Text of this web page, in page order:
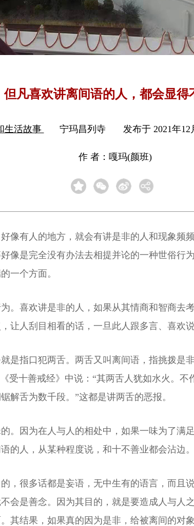
但凡喜欢讲离间语的人，都会显得
生活故事 宁玛昌列寺 发布于 2021年12
作 者：嘎玛(颜班)
像有人的地方，就会有讲是非的人和现象频
像是完全没有办法去相提并论的一种世俗行
一个方面。
。喜欢讲是非的人，如果从其情商和智商去
让人刮目相看的话，一旦此人跟多言、喜欢
是指口犯两舌。两舌又叫离间语，指挑拨是
受十善戒经》中说：“其两舌人犹如水火。
解舌为数千段。”这都是讲两舌的恶报。
。因为在人与人的相处中，如果一味为了满
的人，从某种程度说，和十不善业都会沾边。
，很多话都是妄语，无中生有的语言，而且
会是善念。因为其目的，就是要造成人与人
其结果，如果真的因为是非，给被离间的对